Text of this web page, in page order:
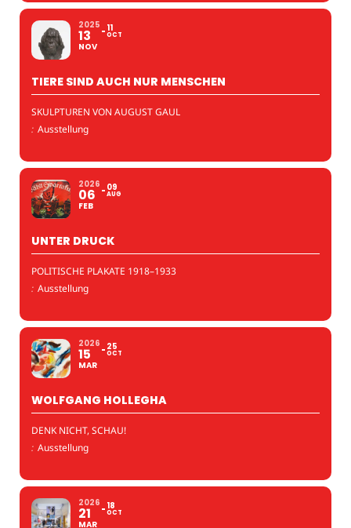
2025
13
NOV
11
OCT
TIERE SIND AUCH NUR MENSCHEN
SKULPTUREN VON AUGUST GAUL
: Ausstellung
2026
06
FEB
09
AUG
UNTER DRUCK
POLITISCHE PLAKATE 1918–1933
: Ausstellung
2026
15
MAR
25
OCT
WOLFGANG HOLLEGHA
DENK NICHT, SCHAU!
: Ausstellung
2026
21
MAR
18
OCT